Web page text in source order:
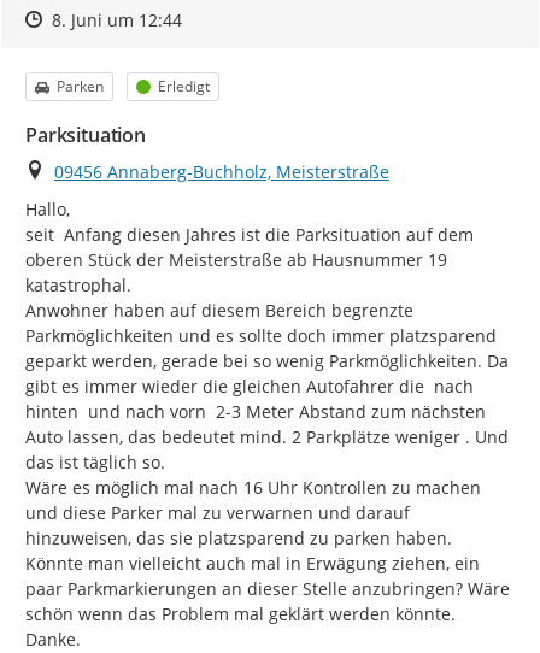
Zeitpunkt des Erstellens
Zeitpunkt des Erstellens
8. Juni um 12:44Zur Äußerung
Kategorie
Parken Status
Erledigt
Parksituation
Ort
09456 Annaberg-Buchholz, Meisterstraße
Hallo,
seit  Anfang diesen Jahres ist die Parksituation auf dem
oberen Stück der Meisterstraße ab Hausnummer 19
katastrophal.
Anwohner haben auf diesem Bereich begrenzte
Parkmöglichkeiten und es sollte doch immer platzsparend
geparkt werden, gerade bei so wenig Parkmöglichkeiten. Da
gibt es immer wieder die gleichen Autofahrer die  nach
hinten  und nach vorn  2-3 Meter Abstand zum nächsten
Auto lassen, das bedeutet mind. 2 Parkplätze weniger . Und
das ist täglich so.
Wäre es möglich mal nach 16 Uhr Kontrollen zu machen
und diese Parker mal zu verwarnen und darauf
hinzuweisen, das sie platzsparend zu parken haben.
Könnte man vielleicht auch mal in Erwägung ziehen, ein
paar Parkmarkierungen an dieser Stelle anzubringen? Wäre
schön wenn das Problem mal geklärt werden könnte.
Danke.